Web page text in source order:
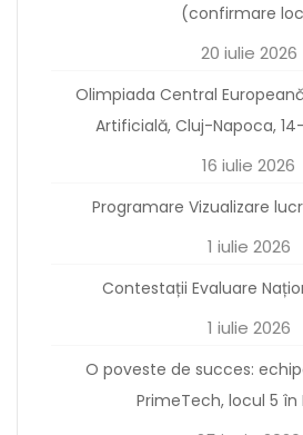
(confirmare
20 iulie 2026
Olimpiada Central
Artificială, Cluj-Napoca,
16 iulie 2026
Programare Vizualizare
1 iulie 2026
Contestații Evaluare
1 iulie 2026
O poveste de succes:
PrimeTech, locul 5 în